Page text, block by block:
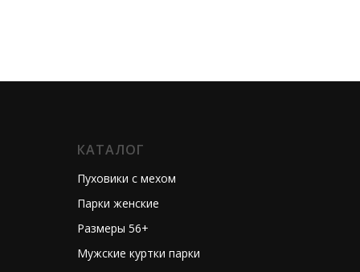
КАТАЛОГ
Пуховики с мехом
Парки женские
Размеры 56+
Мужские куртки парки